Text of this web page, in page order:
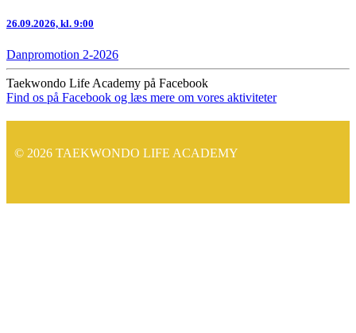
26.09.2026, kl. 9:00
Danpromotion 2-2026
Taekwondo Life Academy på Facebook
Find os på Facebook og læs mere om vores aktiviteter
© 2026 TAEKWONDO LIFE ACADEMY